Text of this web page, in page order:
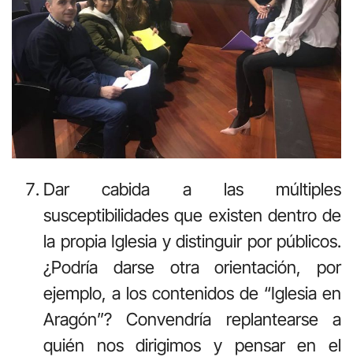
Dar cabida a las múltiples
susceptibilidades que existen dentro de
la propia Iglesia y distinguir por públicos.
¿Podría darse otra orientación, por
ejemplo, a los contenidos de “Iglesia en
Aragón”? Convendría replantearse a
quién nos dirigimos y pensar en el